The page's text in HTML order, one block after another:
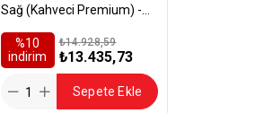
Sağ (Kahveci Premium) -
%10
i̇ndirim
₺13.435,73
₺14.928,59
Sepete Ekle